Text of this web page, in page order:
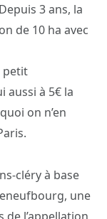
3 ans, la
de 10 ha avec
petit
aussi à 5€ la
on n’en
cléry à base
une